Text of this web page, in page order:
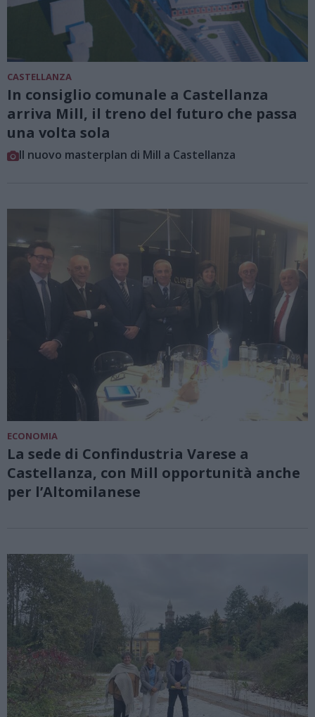
CASTELLANZA
In consiglio comunale a Castellanza
arriva Mill, il treno del futuro che passa
una volta sola
Il nuovo masterplan di Mill a Castellanza
ECONOMIA
La sede di Confindustria Varese a
Castellanza, con Mill opportunità anche
per l’Altomilanese